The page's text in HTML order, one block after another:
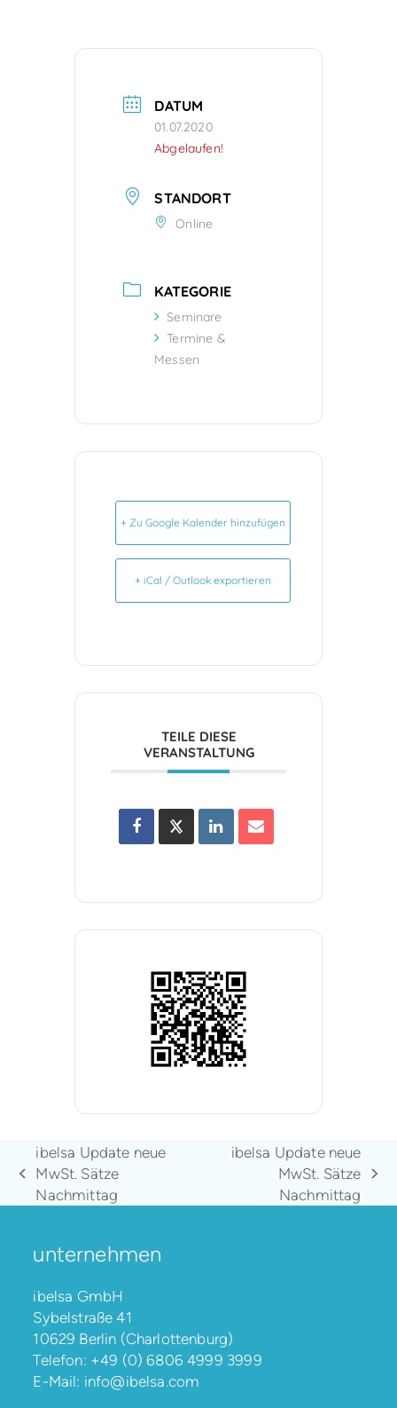
DATUM
01.07.2020
Abgelaufen!
STANDORT
Online
KATEGORIE
Seminare
Termine &
Messen
+ Zu Google Kalender hinzufügen
+ iCal / Outlook exportieren
TEILE DIESE
VERANSTALTUNG
vorheriger
Beitrag:
ibelsa Update neue
MwSt. Sätze
Nachmittag
Beitrag:
ibelsa Update neue
MwSt. Sätze
Nachmittag
unternehmen
ibelsa GmbH
Sybelstraße 41
10629 Berlin (Charlottenburg)
Telefon: +49 (0) 6806 4999 3999
E-Mail: info@ibelsa.com